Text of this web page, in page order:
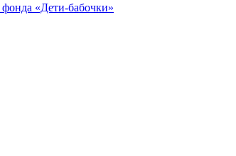
фонда «Дети-бабочки»